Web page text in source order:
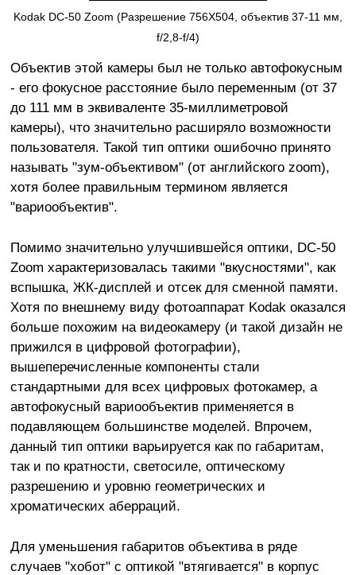
Kodak DC-50 Zoom (Разрешение 756X504, объектив 37-11 мм,
f/2,8-f/4)
Объектив этой камеры был не только автофокусным
- его фокусное расстояние было переменным (от 37
до 111 мм в эквиваленте 35-миллиметровой
камеры), что значительно расширяло возможности
пользователя. Такой тип оптики ошибочно принято
называть "зум-объективом" (от английского zoom),
хотя более правильным термином является
"вариообъектив".
Помимо значительно улучшившейся оптики, DC-50
Zoom характеризовалась такими "вкусностями", как
вспышка, ЖК-дисплей и отсек для сменной памяти.
Хотя по внешнему виду фотоаппарат Kodak оказался
больше похожим на видеокамеру (и такой дизайн не
прижился в цифровой фотографии),
вышеперечисленные компоненты стали
стандартными для всех цифровых фотокамер, а
автофокусный вариообъектив применяется в
подавляющем большинстве моделей. Впрочем,
данный тип оптики варьируется как по габаритам,
так и по кратности, светосиле, оптическому
разрешению и уровню геометрических и
хроматических аберраций.
Для уменьшения габаритов объектива в ряде
случаев "хобот" с оптикой "втягивается" в корпус